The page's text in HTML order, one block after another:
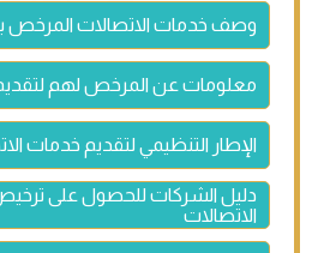
وصف خدمات الاتصالات المرخص
معلومات عن المرخص لهم
الإطار التنظيمي لتقديم خدمات
دليل الشركات للحصول على
الاتصالات